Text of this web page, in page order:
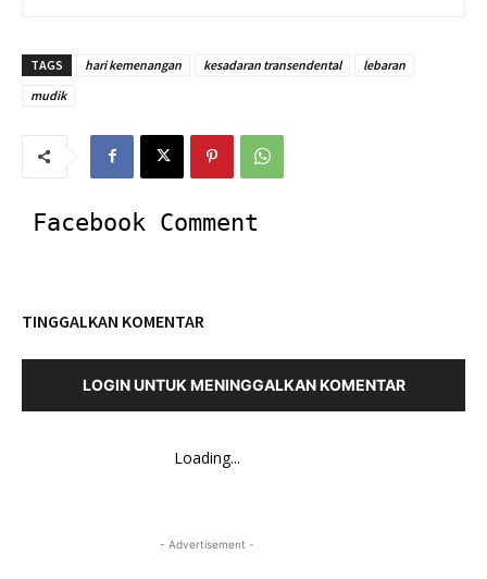
TAGS hari kemenangan kesadaran transendental
lebaran
mudik
Facebook Comment
TINGGALKAN KOMENTAR
LOGIN UNTUK MENINGGALKAN KOMENTAR
Loading...
- Advertisement -